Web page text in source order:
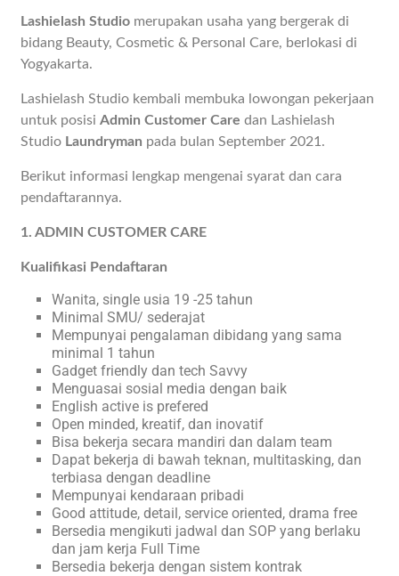
Lashielash Studio merupakan usaha yang bergerak di
bidang Beauty, Cosmetic & Personal Care, berlokasi di
Yogyakarta.
Lashielash Studio kembali membuka lowongan pekerjaan
untuk posisiAdmin Customer Care dan Lashielash
Studio Laundryman pada bulan September 2021.
Berikut informasi lengkap mengenai syarat dan cara
pendaftarannya.
1. ADMIN CUSTOMER CARE
Kualifikasi Pendaftaran
Wanita, single usia 19 -25 tahun
Minimal SMU/ sederajat
Mempunyai pengalaman dibidang yang sama
minimal 1 tahun
Gadget friendly dan tech Savvy
Menguasai sosial media dengan baik
English active is prefered
Open minded, kreatif, dan inovatif
Bisa bekerja secara mandiri dan dalam team
Dapat bekerja di bawah teknan, multitasking, dan
terbiasa dengan deadline
Mempunyai kendaraan pribadi
Good attitude, detail, service oriented, drama free
Bersedia mengikuti jadwal dan SOP yang berlaku
dan jam kerja Full Time
Bersedia bekerja dengan sistem kontrak